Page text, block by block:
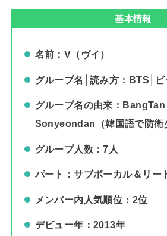
基本情報
名前：V（ヴイ）
グループ名│読み方：BTS│ビ
グループ名の由来：BangTan
Sonyeondan（韓国語で防衛
グループ人数：7人
パート：サブボーカル＆リー
メンバー内人気順位：2位
デビュー年：2013年